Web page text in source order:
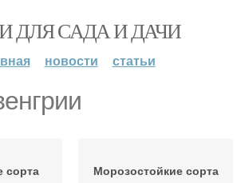
ДЛЯ САДА И ДАЧИ
новости статьи
сорта Морозостойкие сорта